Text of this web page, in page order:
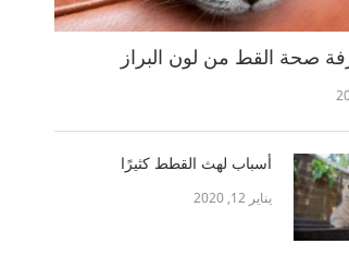
صحة القط من لون البراز
أسباب لهث القطط كثيرًا
يناير 12, 2020